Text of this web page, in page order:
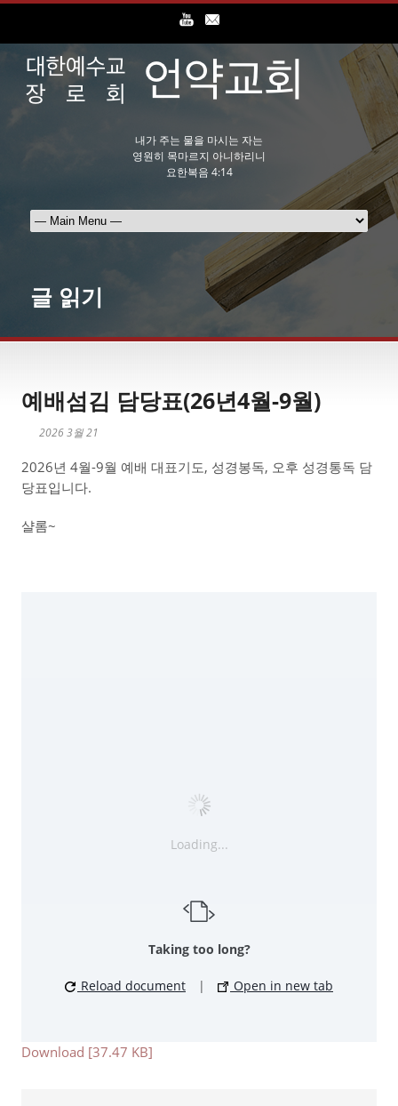
내가 주는 물을 마시는 자는
영원히 목마르지 아니하리니
요한복음 4:14
글 읽기
예배섬김 담당표(26년4월-9월)
2026 3월 21
2026년 4월-9월 예배 대표기도, 성경봉독, 오후 성경통독 담
당표입니다.
샬롬~
Loading...
Taking too long?
Reload document | Open in new tab
Download [37.47 KB]